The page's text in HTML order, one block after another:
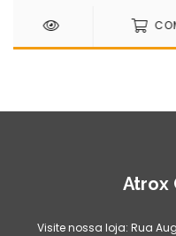
Atrox
Visite nossa loja: Rua